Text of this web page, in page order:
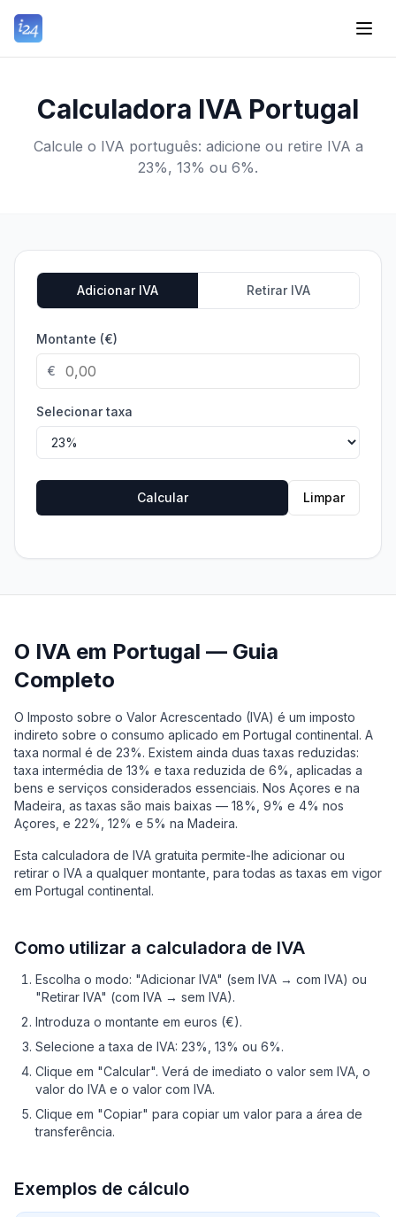
Calculadora IVA Portugal
Calcule o IVA português: adicione ou retire IVA a
23%, 13% ou 6%.
Adicionar IVA Retirar IVA
Montante (€)
€
Selecionar taxa
Calcular Limpar
O IVA em Portugal — Guia
Completo
O Imposto sobre o Valor Acrescentado (IVA) é um imposto
indireto sobre o consumo aplicado em Portugal continental. A
taxa normal é de 23%. Existem ainda duas taxas reduzidas:
taxa intermédia de 13% e taxa reduzida de 6%, aplicadas a
bens e serviços considerados essenciais. Nos Açores e na
Madeira, as taxas são mais baixas — 18%, 9% e 4% nos
Açores, e 22%, 12% e 5% na Madeira.
Esta calculadora de IVA gratuita permite-lhe adicionar ou
retirar o IVA a qualquer montante, para todas as taxas em vigor
em Portugal continental.
Como utilizar a calculadora de IVA
Escolha o modo: "Adicionar IVA" (sem IVA → com IVA) ou
"Retirar IVA" (com IVA → sem IVA).
Introduza o montante em euros (€).
Selecione a taxa de IVA: 23%, 13% ou 6%.
Clique em "Calcular". Verá de imediato o valor sem IVA, o
valor do IVA e o valor com IVA.
Clique em "Copiar" para copiar um valor para a área de
transferência.
Exemplos de cálculo